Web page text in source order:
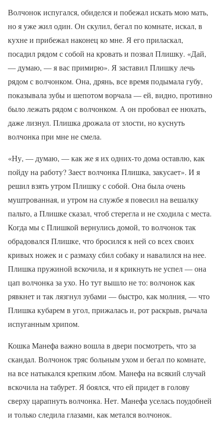
Волчонок испугался, обиделся и побежал искать мою мать,
но я уже жил один. Он скулил, бегал по комнате, искал, в
кухне и прибежал наконец ко мне. Я его приласкал,
посадил рядом с собой на кровать и позвал Плишку. «Дай,
— думаю, — я вас примирю». Я заставил Плишку лечь
рядом с волчонком. Она, дрянь, все время подымала губу,
показывала зубы и шепотом ворчала — ей, видно, противно
было лежать рядом с волчонком. А он пробовал ее нюхать,
даже лизнул. Плишка дрожала от злости, но куснуть
волчонка при мне не смела.
«Ну, — думаю, — как же я их одних-то дома оставлю, как
пойду на работу? Заест волчонка Плишка, закусает». И я
решил взять утром Плишку с собой. Она была очень
муштрованная, и утром на службе я повесил на вешалку
пальто, а Плишке сказал, чтоб стерегла и не сходила с места.
Когда мы с Плишкой вернулись домой, то волчонок так
обрадовался Плишке, что бросился к ней со всех своих
кривых ножек и с размаху сбил собаку и навалился на нее.
Плишка пружиной вскочила, и я крикнуть не успел — она
цап волчонка за ухо. Но тут вышло не то: волчонок как
рявкнет и так лязгнул зубами — быстро, как молния, — что
Плишка кубарем в угол, прижалась и, рот раскрыв, рычала
испуганным хрипом.
Кошка Манефа важно вошла в двери посмотреть, что за
скандал. Волчонок тряс больным ухом и бегал по комнате,
на все натыкался крепким лбом. Манефа на всякий случай
вскочила на табурет. Я боялся, что ей придет в голову
сверху царапнуть волчонка. Нет. Манефа уселась поудобней
и только следила глазами, как метался волчонок.